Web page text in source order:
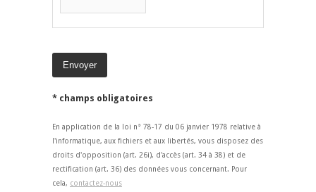
* champs obligatoires
En application de la loi n° 78-17 du 06 janvier 1978 relative à
l'informatique, aux fichiers et aux libertés, vous disposez des
droits d'opposition (art. 26i), d'accès (art. 34 à 38) et de
rectification (art. 36) des données vous concernant. Pour
cela, contactez-nous